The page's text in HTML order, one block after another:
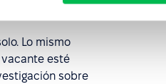
Lo mismo
esté
sobre